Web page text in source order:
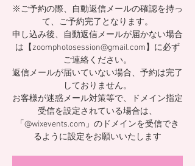
※ご予約の際、自動返信メールの確認を持っ
て、ご予約完了となります。
申し込み後、自動返信メールが届かない場合
は【zoomphotosession@gmail.com】に必ず
ご連絡ください。
返信メールが届いていない場合、予約は完了
しておりません。
お客様が迷惑メール対策等で、ドメイン指定
受信を設定されている場合は、
「@wixevents.com」のドメインを受信でき
るように設定をお願いいたします